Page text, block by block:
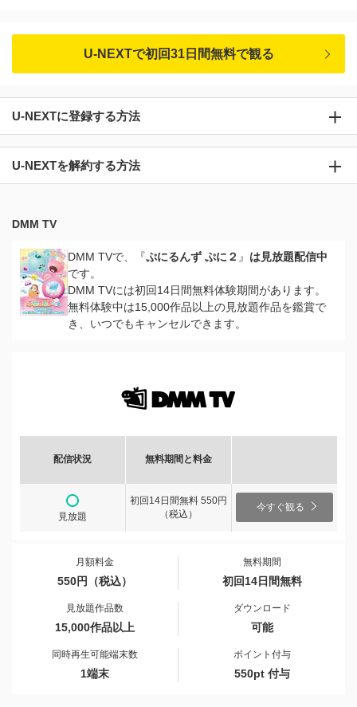
U-NEXTで初回31日間無料で観る
U-NEXTに登録する方法
U-NEXTを解約する方法
DMM TV
DMM TVで、『ぷにるんず ぷに２ 』 は見放題配信中
です。
DMM TVには初回14日間無料体験期間があります。
無料体験中は15,000作品以上の見放題作品を鑑賞で
き、いつでもキャンセルできます。
配信状況 無料期間と料金
見放題
初回14日間無料 550円
（税込）
今すぐ観る
月額料金
550円（税込）
無料期間
初回14日間無料
見放題作品数
15,000作品以上
ダウンロード
可能
同時再生可能端末数
1端末
ポイント付与
550pt 付与